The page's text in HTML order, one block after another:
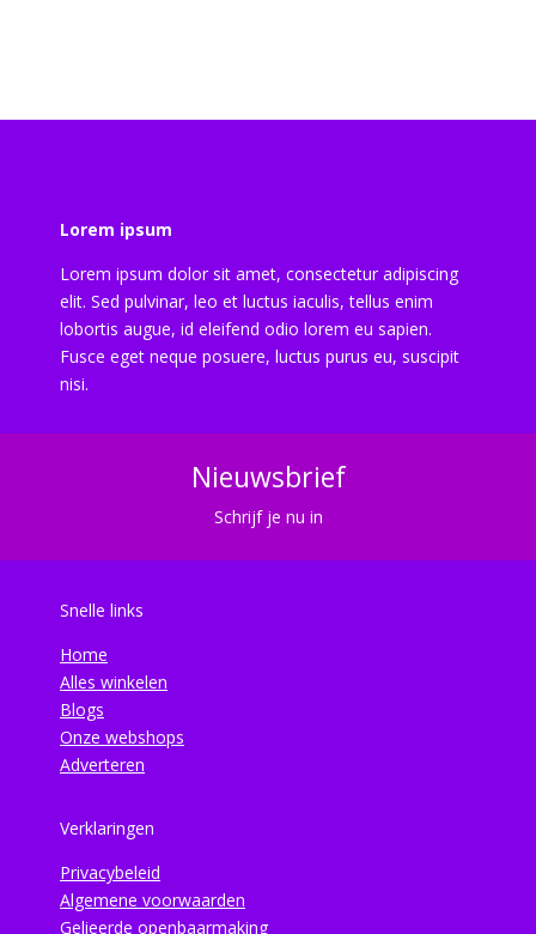
Lorem ipsum
Lorem ipsum dolor sit amet, consectetur adipiscing
elit. Sed pulvinar, leo et luctus iaculis, tellus enim
lobortis augue, id eleifend odio lorem eu sapien.
Fusce eget neque posuere, luctus purus eu, suscipit
nisi.
Nieuwsbrief
Schrijf je nu in
Snelle links
Home
Alles winkelen
Blogs
Onze webshops
Adverteren
Verklaringen
Privacybeleid
Algemene voorwaarden
Gelieerde openbaarmaking